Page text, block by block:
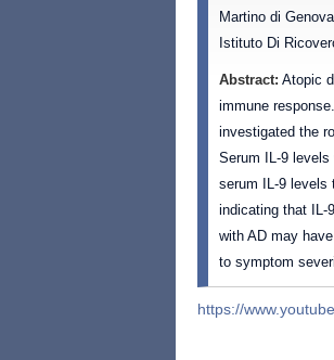
Martino di
Istituto Di
Abstract: Atopic
immune
investigated the
Serum IL-9 levels
serum IL-9 levels
indicating that IL-
with AD may
to symptom
https://